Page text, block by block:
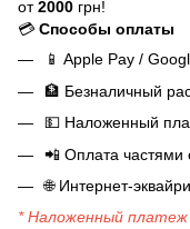
от2000 грн!
💳 Способы оплаты
📱 Apple Pay /
🏦 Безналичный
💵 Наложенный
📲 Оплата частями
🌐Интернет-
* Наложенный платеж